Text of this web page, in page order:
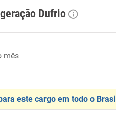
Dufrio
mês
este cargo em todo o Brasil